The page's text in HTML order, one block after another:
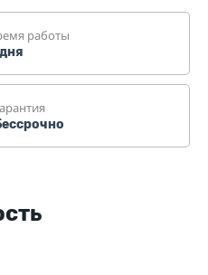
работы